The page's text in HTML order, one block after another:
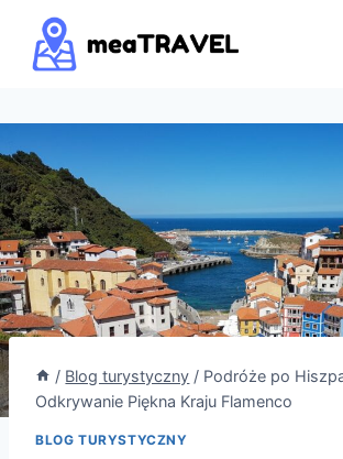
Przejdź
treści
/ Blog turystyczny / Podróże po
Odkrywanie Piękna Kraju Flamenco
BLOG TURYSTYCZNY